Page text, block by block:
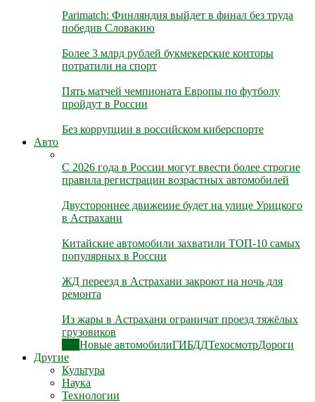
Parimatch: Финляндия выйдет в финал без труда
победив Словакию
Более 3 млрд рублей букмекерские конторы
потратили на спорт
Пять матчей чемпионата Европы по футболу
пройдут в России
Без коррупции в российском киберспорте
Авто
С 2026 года в России могут ввести более строгие
правила регистрации возрастных автомобилей
Двустороннее движение будет на улице Урицкого
в Астрахани
Китайские автомобили захватили ТОП-10 самых
популярных в России
ЖД переезд в Астрахани закроют на ночь для
ремонта
Из жары в Астрахани ограничат проезд тяжёлых
грузовиков
Новые автомобилиГИБДДТехосмотрДороги
Другие
Культура
Наука
Технологии